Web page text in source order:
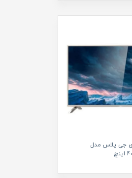
جی پلاس مدل